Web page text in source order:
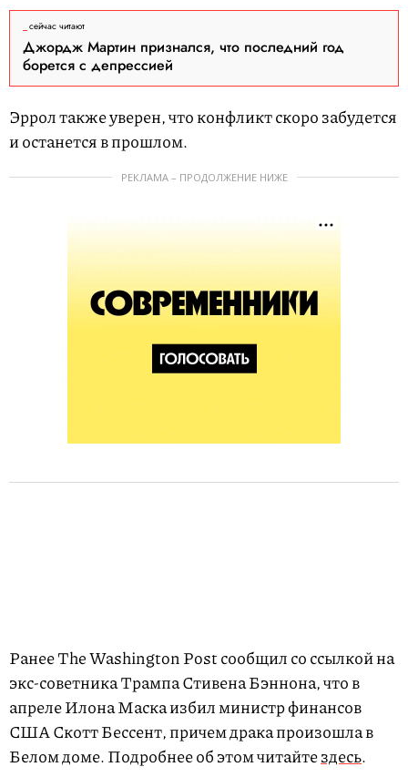
сейчас читают
Джордж Мартин признался, что последний год
борется с депрессией
Эррол также уверен, что конфликт скоро забудется
и останется в прошлом.
РЕКЛАМА – ПРОДОЛЖЕНИЕ НИЖЕ
Ранее The Washington Post сообщил со ссылкой на
экс-советника Трампа Стивена Бэннона, что в
апреле Илона Маска избил министр финансов
США Скотт Бессент, причем драка произошла в
Белом доме. Подробнее об этом читайтездесь.